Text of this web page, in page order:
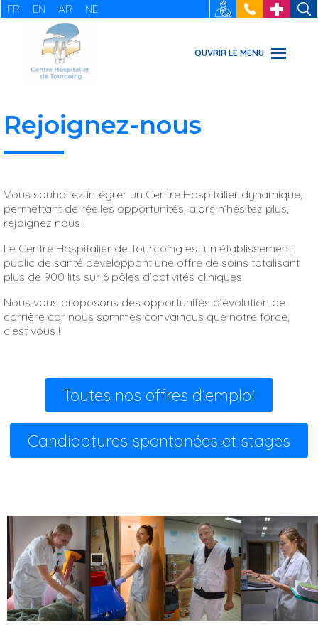
FR EN AR NE RECRUTEMENT
: 03 20 69
49 49
URGENCES
OUVRIR LE MENU
Rejoignez-nous
Vous souhaitez intégrer un Centre Hospitalier dynamique,
permettant de réelles opportunités, alors n’hésitez plus,
rejoignez nous !
Le Centre Hospitalier de Tourcoing est un établissement
public de santé développant une offre de soins totalisant
plus de 900 lits sur 6 pôles d’activités cliniques.
Nous vous proposons des opportunités d’évolution de
carrière car nous sommes convaincus que notre force,
c’est vous !
Toutes nos offres d’emploi
Candidatures spontanées et stages